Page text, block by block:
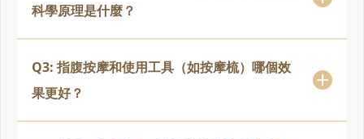
科學原理是什麼？
Q3: 指腹按摩和使用工具（如按摩梳）哪個效
果更好？